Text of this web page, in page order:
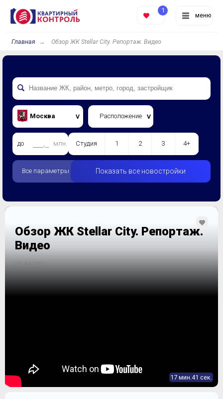
меню
1
Главная Обзор ЖК Stellar City. Репортаж. Видео
Москва Расположение
до млн. Студия 1 2 3 4+
Все параметры Показать все новостройки
Обзор ЖК Stellar City. Репортаж.
Видео
17 мин.41 сек.